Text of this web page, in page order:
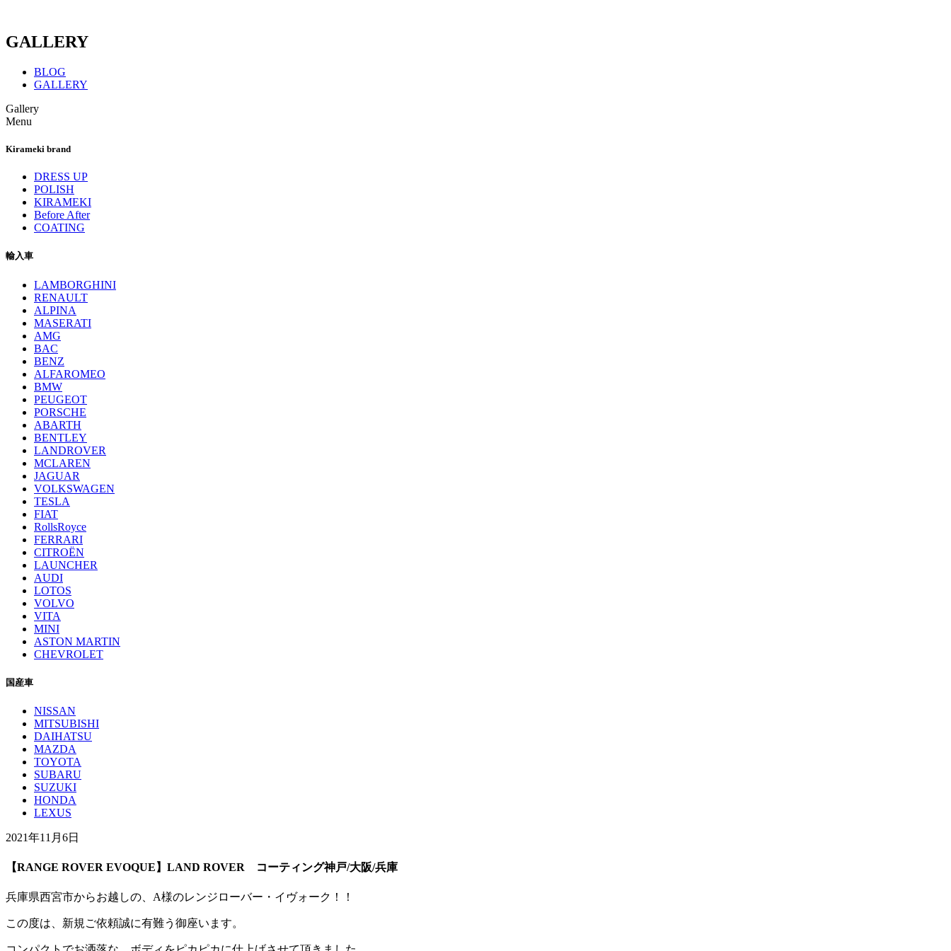
GALLERY
BLOG
GALLERY
Gallery
Menu
Kirameki brand
DRESS UP
POLISH
KIRAMEKI
Before After
COATING
輸入車
LAMBORGHINI
RENAULT
ALPINA
MASERATI
AMG
BAC
BENZ
ALFAROMEO
BMW
PEUGEOT
PORSCHE
ABARTH
BENTLEY
LANDROVER
MCLAREN
JAGUAR
VOLKSWAGEN
TESLA
FIAT
RollsRoyce
FERRARI
CITROËN
LAUNCHER
AUDI
LOTOS
VOLVO
VITA
MINI
ASTON MARTIN
CHEVROLET
国産車
NISSAN
MITSUBISHI
DAIHATSU
MAZDA
TOYOTA
SUBARU
SUZUKI
HONDA
LEXUS
2021年11月6日
【RANGE ROVER EVOQUE】LAND ROVER コーティング神戸/大阪/兵庫
兵庫県西宮市からお越しの、A様のレンジローバー・イヴォーク！！
この度は、新規ご依頼誠に有難う御座います。